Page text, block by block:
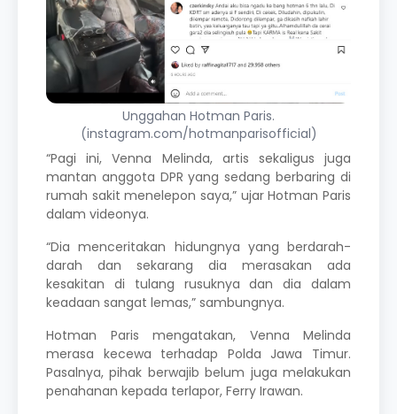
Unggahan Hotman Paris.
(instagram.com/hotmanparisofficial)
“Pagi ini, Venna Melinda, artis sekaligus juga
mantan anggota DPR yang sedang berbaring di
rumah sakit menelepon saya,” ujar Hotman Paris
dalam videonya.
“Dia menceritakan hidungnya yang berdarah-
darah dan sekarang dia merasakan ada
kesakitan di tulang rusuknya dan dia dalam
keadaan sangat lemas,” sambungnya.
Hotman Paris mengatakan, Venna Melinda
merasa kecewa terhadap Polda Jawa Timur.
Pasalnya, pihak berwajib belum juga melakukan
penahanan kepada terlapor, Ferry Irawan.